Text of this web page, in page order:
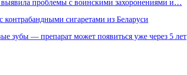
проблемы с воинскими захоронениями и…
контрабандными сигаретами из Беларуси
зубы — препарат может появиться уже через 5 лет